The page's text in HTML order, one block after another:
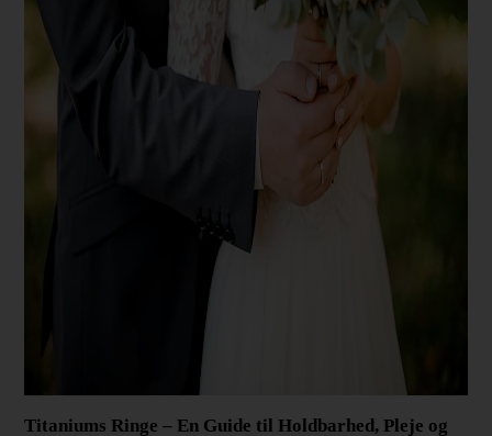
Titaniums Ringe – En Guide til Holdbarhed, Pleje og